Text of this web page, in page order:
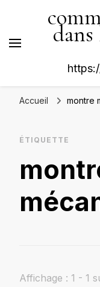
dans
Accueil montre
ÉTIQUETTE
Affichage : 1 - 1